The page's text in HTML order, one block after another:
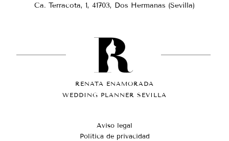
Ca. Terracota, 1, 41703, Dos Hermanas (Sevilla)
RENATA ENAMORADA
WEDDING PLANNER SEVILLA
Aviso legal
Política de privacidad